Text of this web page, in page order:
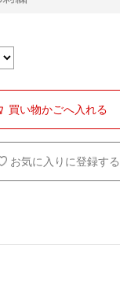
お気に入りに登録する